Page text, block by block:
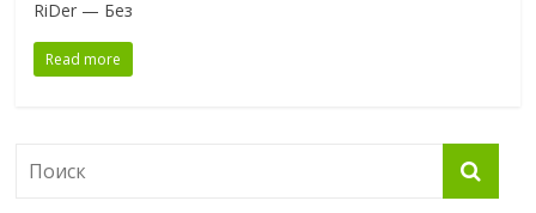
RiDer — Без
Read more